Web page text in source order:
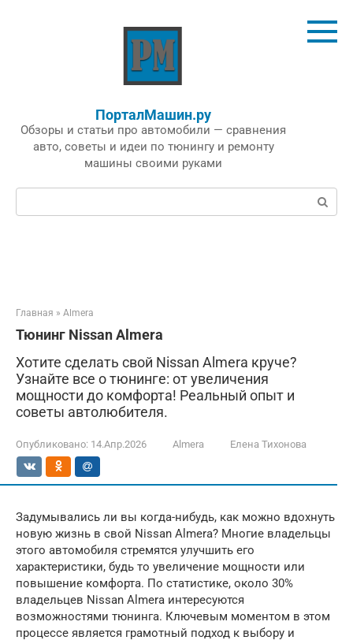
ПорталМашин.ру
Обзоры и статьи про автомобили — сравнения
авто, советы и идеи по тюнингу и ремонту
машины своими руками
Поиск:
Главная » Almera
Тюнинг Nissan Almera
Хотите сделать свой Nissan Almera круче?
Узнайте все о тюнинге: от увеличения
мощности до комфорта! Реальный опыт и
советы автолюбителя.
Опубликовано: 14.Апр.2026 Almera Елена Тихонова
Задумывались ли вы когда-нибудь, как можно вдохнуть
новую жизнь в свой Nissan Almera? Многие владельцы
этого автомобиля стремятся улучшить его
характеристики, будь то увеличение мощности или
повышение комфорта. По статистике, около 30%
владельцев Nissan Almera интересуются
возможностями тюнинга. Ключевым моментом в этом
процессе является грамотный подход к выбору и